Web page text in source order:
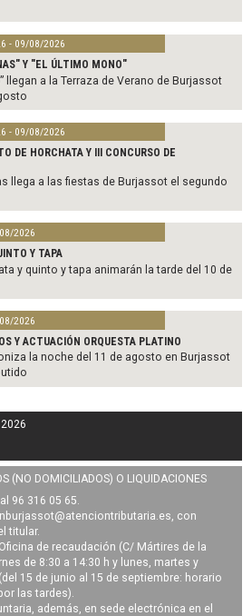
- 09/08/2026
Y "EL ÚLTIMO MONO"
llegan a la Terraza de Verano de Burjassot
- 09/08/2026
DE HORCHATA Y III CONCURSO DE
llega a las fiestas de Burjassot el segundo
2026
Y TAPA
y quinto y tapa animarán la tarde del 10 de
2026
Y ACTUACIÓN ORQUESTA PLATINO
la noche del 11 de agosto en Burjassot
2026
(NO DOMICILIADOS) O LIQUIDACIONES
96 316 05 65.
, con
titular.
de recaudación (C/ Mártires de la
de 8:30 a 14:30 h y lunes, martes y
15 de junio al 15 de septiembre: horario
las tardes).
además, en sede electrónica en el